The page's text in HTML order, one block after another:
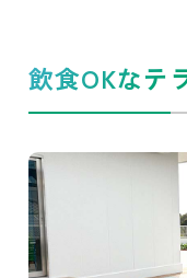
飲食OKなテ